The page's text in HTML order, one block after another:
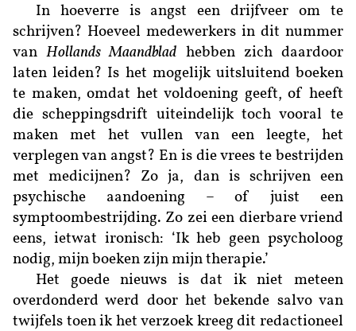
In hoeverre is angst een drijfveer om te
schrijven? Hoeveel medewerkers in dit nummer
van Hollands Maandblad
hebben zich daardoor
laten leiden? Is het mogelijk uitsluitend boeken
te maken, omdat het voldoening geeft, of heeft
die scheppingsdrift uiteindelijk toch vooral te
maken met het vullen van een leegte, het
verplegen van angst? En is die vrees te bestrijden
met medicijnen? Zo ja, dan is schrijven een
psychische aandoening – of juist een
symptoombestrijding. Zo zei een dierbare vriend
eens, ietwat ironisch: ‘Ik heb geen psycholoog
nodig, mijn boeken zijn mijn therapie.’
Het goede nieuws is dat ik niet meteen
overdonderd werd door het bekende salvo van
twijfels toen ik het verzoek kreeg dit redactioneel